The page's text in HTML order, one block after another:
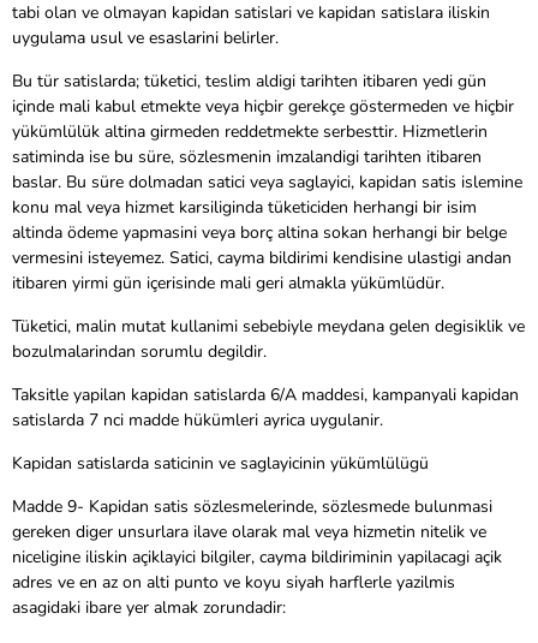
tabi olan ve olmayan kapidan satislari ve kapidan satislara iliskin
uygulama usul ve esaslarini belirler.
Bu tür satislarda; tüketici, teslim aldigi tarihten itibaren yedi gün
içinde mali kabul etmekte veya hiçbir gerekçe göstermeden ve hiçbir
yükümlülük altina girmeden reddetmekte serbesttir. Hizmetlerin
satiminda ise bu süre, sözlesmenin imzalandigi tarihten itibaren
baslar. Bu süre dolmadan satici veya saglayici, kapidan satis islemine
konu mal veya hizmet karsiliginda tüketiciden herhangi bir isim
altinda ödeme yapmasini veya borç altina sokan herhangi bir belge
vermesini isteyemez. Satici, cayma bildirimi kendisine ulastigi andan
itibaren yirmi gün içerisinde mali geri almakla yükümlüdür.
Tüketici, malin mutat kullanimi sebebiyle meydana gelen degisiklik ve
bozulmalarindan sorumlu degildir.
Taksitle yapilan kapidan satislarda 6/A maddesi, kampanyali kapidan
satislarda 7 nci madde hükümleri ayrica uygulanir.
Kapidan satislarda saticinin ve saglayicinin yükümlülügü
Madde 9- Kapidan satis sözlesmelerinde, sözlesmede bulunmasi
gereken diger unsurlara ilave olarak mal veya hizmetin nitelik ve
niceligine iliskin açiklayici bilgiler, cayma bildiriminin yapilacagi açik
adres ve en az on alti punto ve koyu siyah harflerle yazilmis
asagidaki ibare yer almak zorundadir: